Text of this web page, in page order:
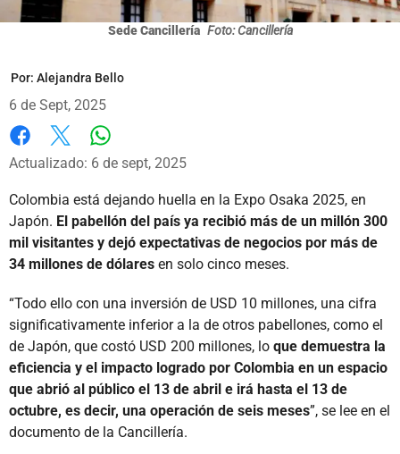
Sede Cancillería Foto: Cancillería
Por: Alejandra Bello
6 de Sept, 2025
Facebook
X
Actualizado: 6 de sept, 2025
Colombia está dejando huella en la Expo Osaka 2025, en
Japón. El pabellón del país ya recibió más de un millón 300
mil visitantes y dejó expectativas de negocios por más de
34 millones de dólares en solo cinco meses.
“Todo ello con una inversión de USD 10 millones, una cifra
significativamente inferior a la de otros pabellones, como el
de Japón, que costó USD 200 millones, lo que demuestra la
eficiencia y el impacto logrado por Colombia en un espacio
que abrió al público el 13 de abril e irá hasta el 13 de
octubre, es decir, una operación de seis meses”, se lee en el
documento de la Cancillería.